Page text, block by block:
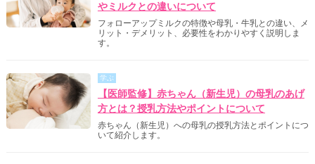
やミルクとの違いについて
フォローアップミルクの特徴や母乳・牛乳との違い、メ
リット・デメリット、必要性をわかりやすく説明しま
す。
学ぶ
【医師監修】赤ちゃん（新生児）の母乳のあげ
方とは？授乳方法やポイントについて
赤ちゃん（新生児）への母乳の授乳方法とポイントにつ
いて紹介します。